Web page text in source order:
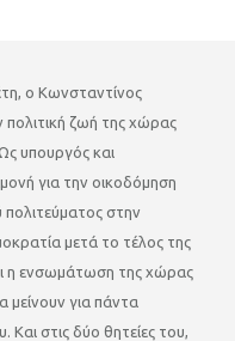
ο Κωνσταντίνος
ζωή της χώρας
υπουργός και
για την οικοδόμηση
στην
μετά το τέλος της
η ενσωμάτωση της χώρας
μείνουν για πάντα
Και στις δύο θητείες του,